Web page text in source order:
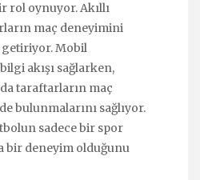
rol oynuyor. Akıllı
maç deneyimini
getiriyor. Mobil
akışı sağlarken,
taraftarların maç
bulunmalarını sağlıyor.
sadece bir spor
bir deneyim olduğunu